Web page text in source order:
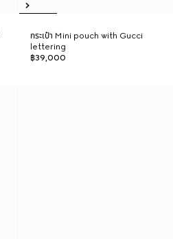
กระเป๋า Mini pouch with Gucci
lettering
฿39,000